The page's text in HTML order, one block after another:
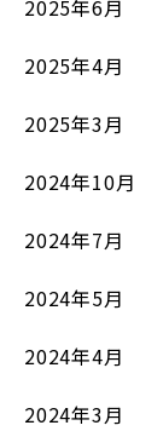
2025年6月
2025年4月
2025年3月
2024年10月
2024年7月
2024年5月
2024年4月
2024年3月